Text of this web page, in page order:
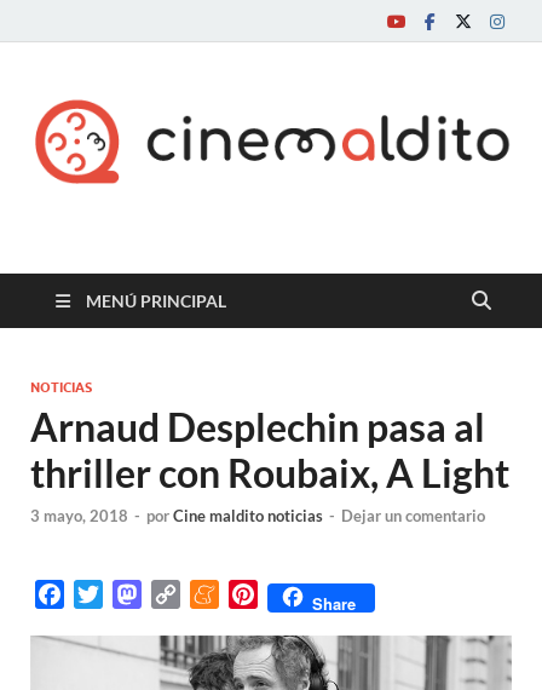
Cine maldito
MENÚ PRINCIPAL
NOTICIAS
Arnaud Desplechin pasa al
thriller con Roubaix, A Light
3 mayo, 2018 - porCine maldito noticias - Dejar un comentario
c
i
M
s
p
y
M
n
e
P
n
t
Share